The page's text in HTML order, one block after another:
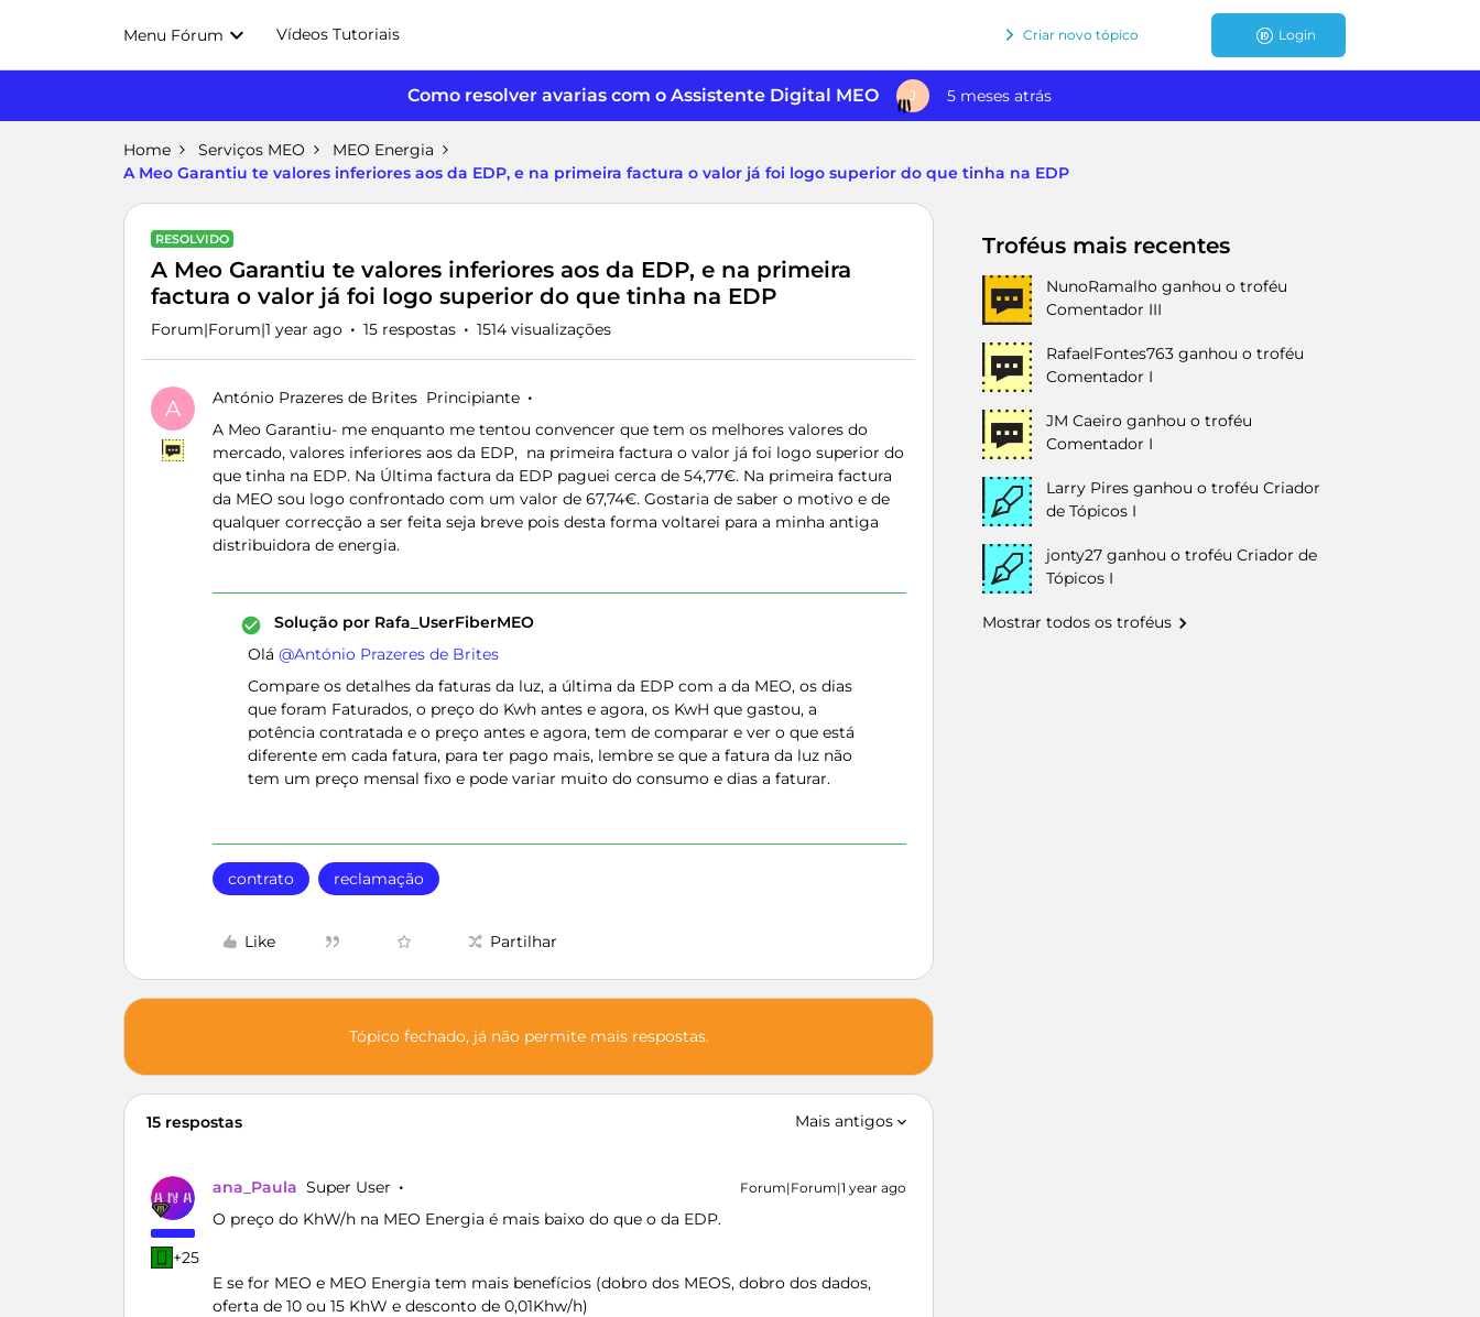
Menu Fórum Vídeos Tutoriais Criar novo tópico Login
Como resolver avarias com o Assistente Digital MEO J 5 meses atrás
Home Serviços MEO
MEO Energia
A Meo Garantiu te valores inferiores aos da EDP, e na primeira factura o valor já foi logo superior do que tinha na EDP
RESOLVIDO
A Meo Garantiu te valores inferiores aos da EDP, e na primeira
factura o valor já foi logo superior do que tinha na EDP
Forum|Forum|1 year ago 15 respostas 1514 visualizações
A António Prazeres de Brites Principiante
A Meo Garantiu- me enquanto me tentou convencer que tem os melhores valores do
mercado, valores inferiores aos da EDP, na primeira factura o valor já foi logo superior do
que tinha na EDP. Na Última factura da EDP paguei cerca de 54,77€. Na primeira factura
da MEO sou logo confrontado com um valor de 67,74€. Gostaria de saber o motivo e de
qualquer correcção a ser feita seja breve pois desta forma voltarei para a minha antiga
distribuidora de energia.
Solução por Rafa_UserFiberMEO
Olá @António Prazeres de Brites
Compare os detalhes da faturas da luz, a última da EDP com a da MEO, os dias
que foram Faturados, o preço do Kwh antes e agora, os KwH que gastou, a
potência contratada e o preço antes e agora, tem de comparar e ver o que está
diferente em cada fatura, para ter pago mais, lembre se que a fatura da luz não
tem um preço mensal fixo e pode variar muito do consumo e dias a faturar.
contrato reclamação
Like Partilhar
Tópico fechado, já não permite mais respostas.
15 respostas Mais antigos
+25
ana_Paula Super User Forum|Forum|1 year ago
O preço do KhW/h na MEO Energia é mais baixo do que o da EDP.
E se for MEO e MEO Energia tem mais benefícios (dobro dos MEOS, dobro dos dados,
oferta de 10 ou 15 KhW e desconto de 0,01Khw/h)
Troféus mais recentes
NunoRamalho ganhou o troféu
Comentador III
RafaelFontes763 ganhou o troféu
Comentador I
JM Caeiro ganhou o troféu
Comentador I
Larry Pires ganhou o troféu Criador
de Tópicos I
jonty27 ganhou o troféu Criador de
Tópicos I
Mostrar todos os troféus